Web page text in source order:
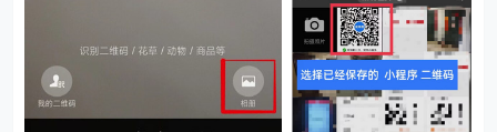
，首页可以选择与搜索。